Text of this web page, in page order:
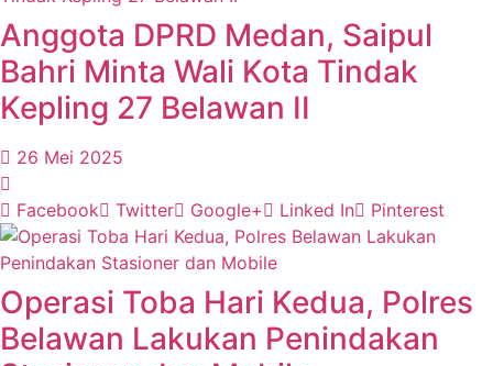
Anggota DPRD Medan, Saipul
Bahri Minta Wali Kota Tindak
Kepling 27 Belawan II
26 Mei 2025
Facebook Twitter Google+ Linked In Pinterest
Operasi Toba Hari Kedua, Polres
Belawan Lakukan Penindakan